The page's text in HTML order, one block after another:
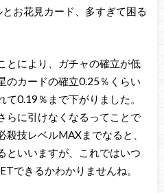
お花見カード、多すぎて困る
とにより、ガチャの確立が低
のカードの確立0.25％くらい
0.19％まで下がりました。
らに引けなくなるってことで
技レベルMAXまでなると、
といいますが、これではいつ
できるかわかりませんね。